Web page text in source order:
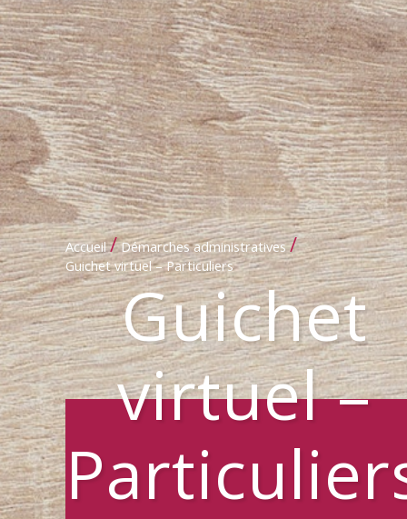
Accueil / Démarches administratives /
Guichet virtuel – Particuliers
Guichet
virtuel –